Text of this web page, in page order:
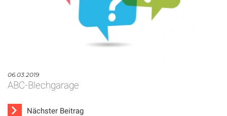
06.03.2019
ABC-Blechgarage
Nächster Beitrag